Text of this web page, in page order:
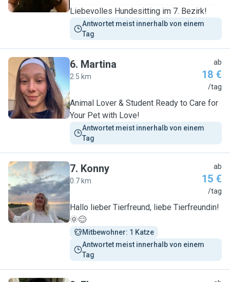
Liebevolles Hundesitting im 7. Bezirk!
Antwortet meist innerhalb von einem
Tag
M
6. Martina
2.5 km
ab
18 €
/tag
Animal Lover & Student Ready to Care for
Your Pet with Love!
Antwortet meist innerhalb von einem
Tag
K
7. Konny
0.7 km
ab
15 €
/tag
Hallo lieber Tierfreund, liebe Tierfreundin!
🌞😊
Mitbewohner: 1 Katze
Antwortet meist innerhalb von einem
Tag